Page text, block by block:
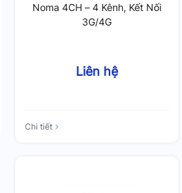
Noma 4CH – 4 Kênh, Kết Nối
3G/4G
Liên hệ
Chi tiết